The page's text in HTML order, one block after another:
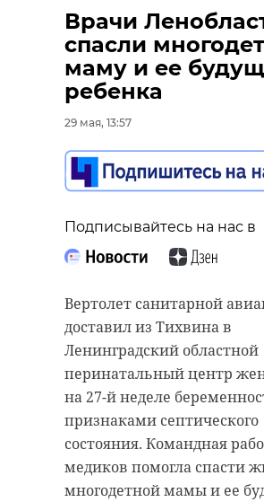
Врачи
спасли
маму и ее
ребенка
29 мая, 13:57
Подписывайтесь на нас в
Вертолет санитарной
доставил из Тихвина в
Ленинградский областной
перинатальный центр
на 27-й неделе
признаками септического
состояния. Командная
медиков помогла спасти
многодетной мамы и ее